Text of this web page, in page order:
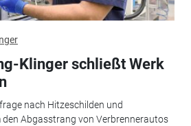
Klinger schließt Werk
nach Hitzeschilden und
Abgasstrang von Verbrennerautos